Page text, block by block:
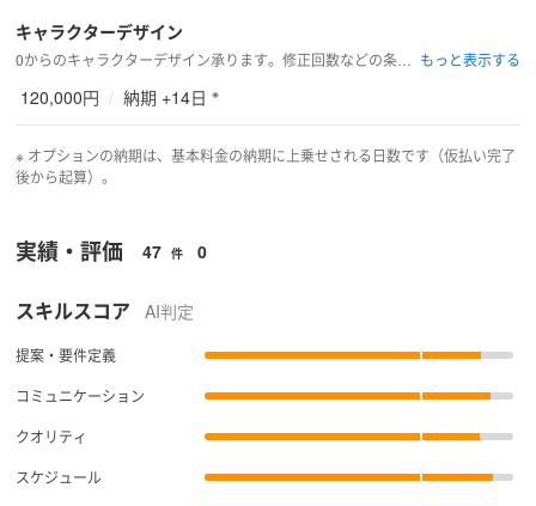
キャラクターデザイン
120,000円 / 納期 +14日 ※
※ オプションの納期は、基本料金の納期に上乗せされる日数です（仮払い完了
後から起算）。
実績・評価 47 件 0
スキルスコア AI判定
提案・要件定義
コミュニケーション
クオリティ
スケジュール